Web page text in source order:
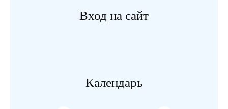
Вход на сайт
Календарь